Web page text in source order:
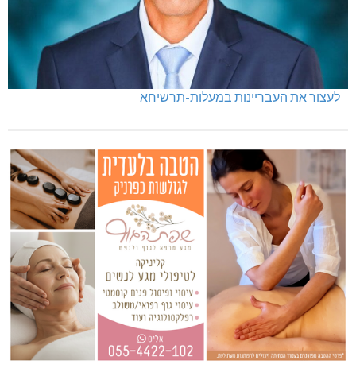
לעצור את העבריינות במעלות-תרשיחא